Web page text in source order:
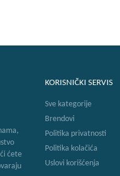
ćete
KORISNIČKI SERVIS
Sve kategorije
Brendovi
Politika privatnosti
Politika kolačića
Uslovi korišćenja